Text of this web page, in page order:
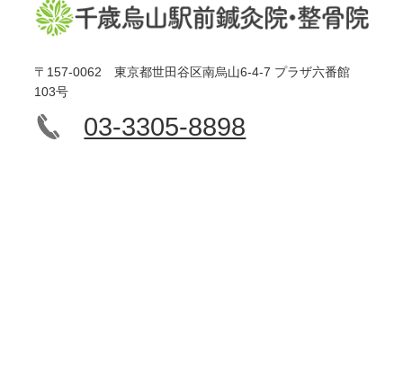
〒157-0062 東京都世田谷区南烏山6-4-7 プラザ六番館
103号
03-3305-8898